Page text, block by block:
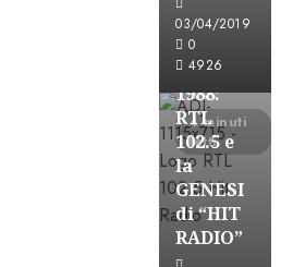
03/04/2019
0
4926
4 minuti
letti
FREE
A-
STORIES-
1988:
RTL
102.5 e
la
GENESI
di “HIT
RADIO”